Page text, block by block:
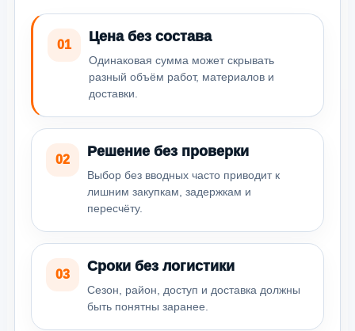
01
Цена без состава
Одинаковая сумма может скрывать
разный объём работ, материалов и
доставки.
02
Решение без проверки
Выбор без вводных часто приводит к
лишним закупкам, задержкам и
пересчёту.
03
Сроки без логистики
Сезон, район, доступ и доставка должны
быть понятны заранее.